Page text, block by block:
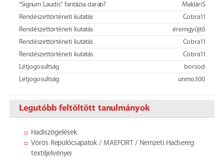
"Signum Laudis" fantázia darab?
MakláriS
Rendészettörténeti kutatás
Cobra11
Rendészettörténeti kutatás
éremgyűjtő
Rendészettörténeti kutatás
Cobra11
Rendészettörténeti kutatás
Cobra11
Létjogosultság
borsod
Létjogosultság
unmo300
Legutóbb feltöltött tanulmányok
Hadiszögelések
Vörös Repülőcsapatok / MAEFORT / Nemzeti Hadsereg
textiljelvényei